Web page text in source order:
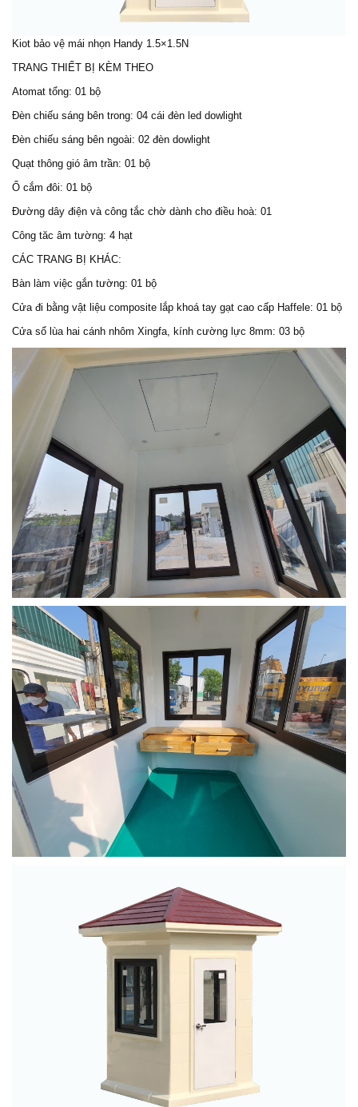
Kiot bảo vệ mái nhọn Handy 1.5×1.5N
TRANG THIẾT BỊ KÈM THEO
Atomat tổng: 01 bộ
Đèn chiếu sáng bên trong: 04 cái đèn led dowlight
Đèn chiếu sáng bên ngoài: 02 đèn dowlight
Quạt thông gió âm trần: 01 bộ
Ổ cắm đôi: 01 bộ
Đường dây điện và công tắc chờ dành cho điều hoà: 01
Công tăc âm tường: 4 hạt
CÁC TRANG BỊ KHÁC:
Bàn làm việc gắn tường: 01 bộ
Cửa đi bằng vật liệu composite lắp khoá tay gạt cao cấp Haffele: 01 bộ
Cửa sổ lùa hai cánh nhôm Xingfa, kính cường lực 8mm: 03 bộ